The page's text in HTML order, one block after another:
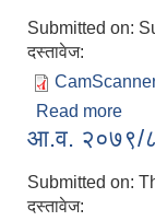
Submitted on:
दस्तावेज:
Read more
आ.व. २०७९/
Submitted on:
दस्तावेज: